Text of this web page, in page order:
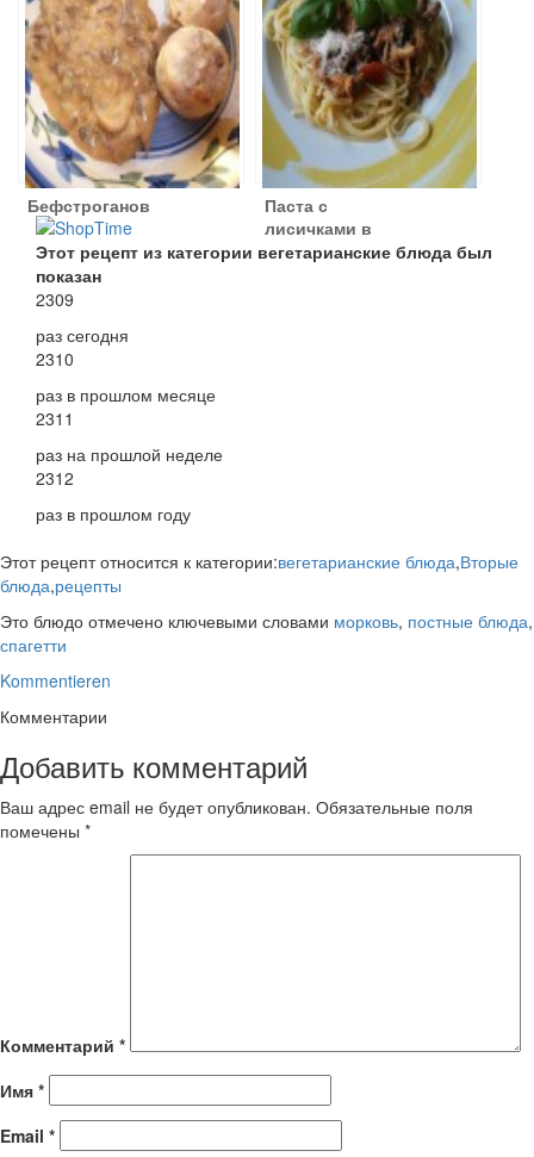
Бефстроганов
Паста с
лисичками в
сливочном
Этот рецепт из категории вегетарианские блюда был
показан
2309
раз сегодня
2310
раз в прошлом месяце
2311
раз на прошлой неделе
2312
раз в прошлом году
Этот рецепт относится к категории:вегетарианские блюда,Вторые
блюда,рецепты
Это блюдо отмечено ключевыми словами морковь, постные блюда,
спагетти
Kommentieren
Комментарии
Добавить комментарий
Ваш адрес email не будет опубликован. Обязательные поля
помечены *
Комментарий *
Имя *
Email *